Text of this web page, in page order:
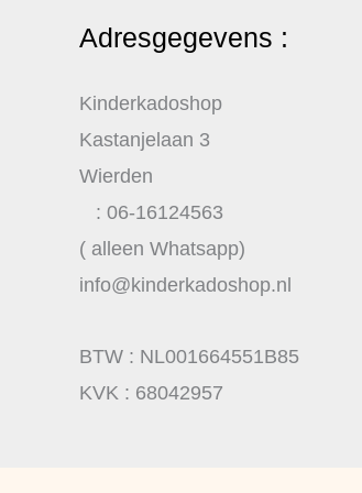
Adresgegevens :
Kinderkadoshop
Kastanjelaan 3
Wierden
: 06-16124563
( alleen Whatsapp)
info@kinderkadoshop.nl
BTW : NL001664551B85
KVK : 68042957